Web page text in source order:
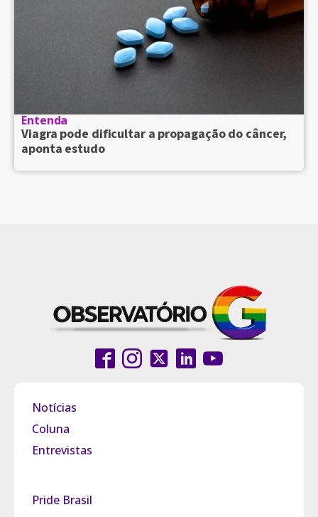
Entenda
Viagra pode dificultar a propagação do câncer,
aponta estudo
Notícias
Coluna
Entrevistas
Pride Brasil